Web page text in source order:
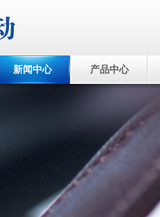
新闻中心 产品中心